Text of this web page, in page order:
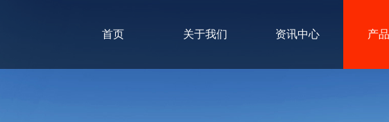
首页 关于我们 资讯中心 产